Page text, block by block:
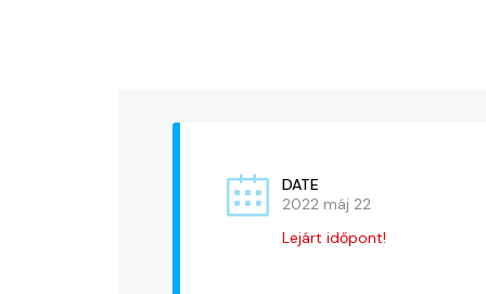
DATE
2022 máj 22
Lejárt időpont!